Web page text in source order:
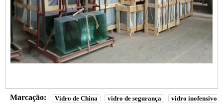
Marcação: Vidro de China vidro de segurança
vidro inofensivo